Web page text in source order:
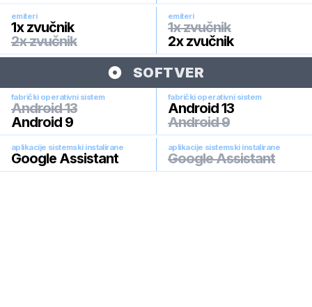
emiteri
1x zvučnik
2x zvučnik
emiteri
1x zvučnik
2x zvučnik
SOFTVER
fabrički operativni sistem
Android 13
Android 9
fabrički operativni sistem
Android 13
Android 9
aplikacije sistemski instalirane
Google Assistant
aplikacije sistemski instalirane
Google Assistant